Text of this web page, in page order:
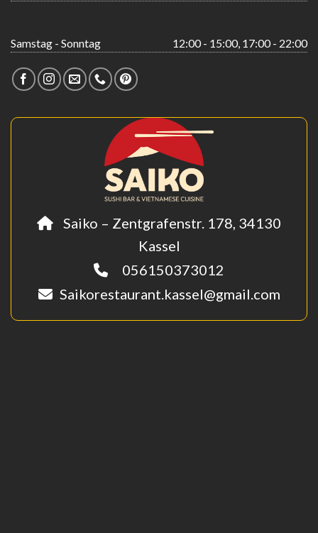
Samstag - Sonntag 12:00 - 15:00, 17:00 - 22:00
Saiko – Zentgrafenstr. 178, 34130
Kassel
056150373012
Saikorestaurant.kassel@gmail.com